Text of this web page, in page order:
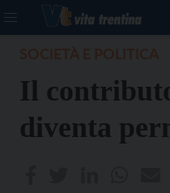
Il
diventa